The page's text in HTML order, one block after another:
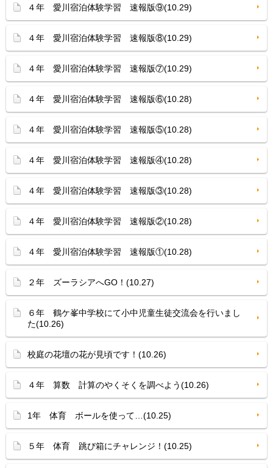
４年 愛川宿泊体験学習 速報版⑨(10.29)
４年 愛川宿泊体験学習 速報版⑧(10.29)
４年 愛川宿泊体験学習 速報版⑦(10.29)
４年 愛川宿泊体験学習 速報版⑥(10.28)
４年 愛川宿泊体験学習 速報版⑤(10.28)
４年 愛川宿泊体験学習 速報版④(10.28)
４年 愛川宿泊体験学習 速報版③(10.28)
４年 愛川宿泊体験学習 速報版②(10.28)
４年 愛川宿泊体験学習 速報版①(10.28)
２年 ズーラシアへGO！(10.27)
６年 鶴ケ峯中学校にて小中児童生徒交流会を行いまし
た(10.26)
校庭の花壇の花が見頃です！(10.26)
４年 算数 計算のやくそくを調べよう(10.26)
1年 体育 ボールを使って…(10.25)
５年 体育 跳び箱にチャレンジ！(10.25)